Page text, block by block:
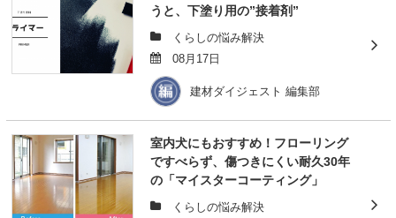
うと、下塗り用の”接着剤”
くらしの悩み解決
08月17日
建材ダイジェスト 編集部
室内犬にもおすすめ！フローリング
ですべらず、傷つきにくい耐久30年
の「マイスターコーティング」
くらしの悩み解決